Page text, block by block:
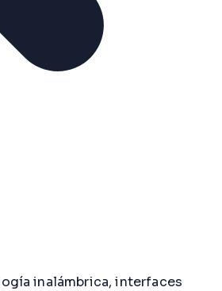
inalámbrica, interfaces